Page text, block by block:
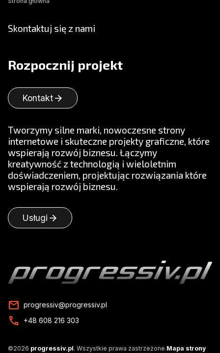
Skontaktuj się z nami
Rozpocznij projekt
Kontaktarrow_forward
Tworzymy silne marki, nowoczesne strony
internetowe i skuteczne projekty graficzne, które
wspierają rozwój biznesu. Łączymy
kreatywność z technologią i wieloletnim
doświadczeniem, projektując rozwiązania które
wspierają rozwój biznesu.
Usługi arrow_forward
mail progressiv@progressiv.pl
call +48 608 216 303
©2026 progressiv.pl. Wszystkie prawa zastrzeżone.Mapa strony